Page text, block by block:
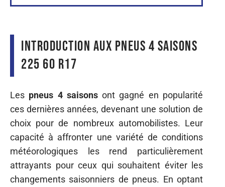
Introduction aux pneus 4 saisons
225 60 R17
Les pneus 4 saisonsont gagné en popularité
ces dernières années, devenant une solution de
choix pour de nombreux automobilistes. Leur
capacité à affronter une variété de conditions
météorologiques les rend particulièrement
attrayants pour ceux qui souhaitent éviter les
changements saisonniers de pneus. En optant